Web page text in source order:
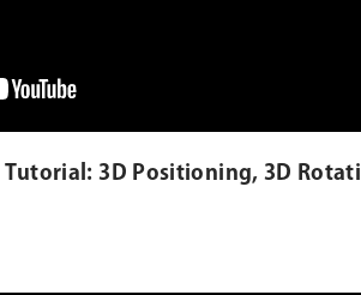
Tutorial: 3D Positioning, 3D